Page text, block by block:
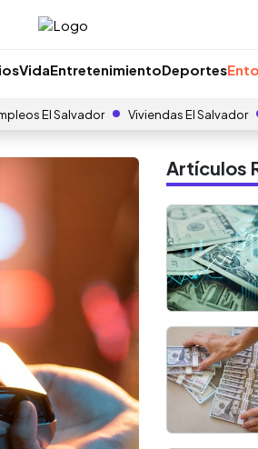
VidaEntretenimientoDeportes
El Salvador Viviendas El Salvador
Artículos